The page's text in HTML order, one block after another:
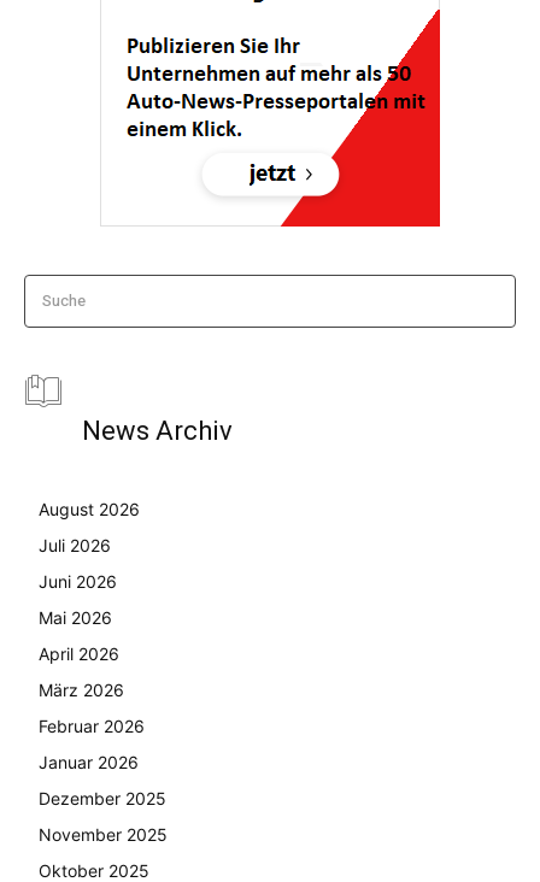
Suche
News Archiv
August 2026
Juli 2026
Juni 2026
Mai 2026
April 2026
März 2026
Februar 2026
Januar 2026
Dezember 2025
November 2025
Oktober 2025